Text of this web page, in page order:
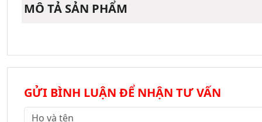
MÔ TẢ SẢN PHẨM
GỬI BÌNH LUẬN ĐỂ NHẬN TƯ VẤN